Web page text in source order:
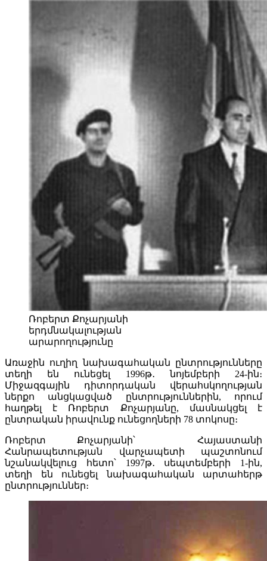
Ռոբերտ Քոչարյանի
երդմնակալության
արարողությունը
Առաջին ուղիղ նախագահական ընտրությունները
տեղի են ունեցել 1996թ․ նոյեմբերի 24-ին։
Միջազգային դիտորդական վերահսկողության
ներքո անցկացված ընտրություններին, որում
հաղթել է Ռոբերտ Քոչարյանը, մասնակցել է
ընտրական իրավունք ունեցողների 78 տոկոսը։
Ռոբերտ Քոչարյանի՝ Հայաստանի
Հանրապետության վարչապետի պաշտոնում
նշանակվելուց հետո՝ 1997թ․ սեպտեմբերի 1-ին,
տեղի են ունեցել նախագահական արտահերթ
ընտրություններ։